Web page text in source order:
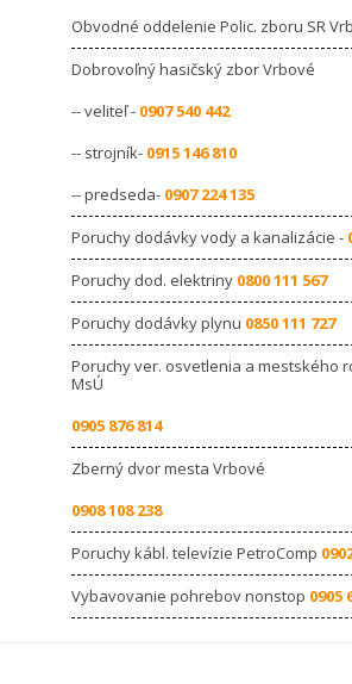
Obvodné oddelenie Polic. zboru SR
Dobrovoľný hasičský zbor Vrbové
-- veliteľ - 0907 540 442
-- strojník- 0915 146 810
-- predseda- 0907 224 135
Poruchy dodávky vody a kanalizácie -
Poruchy dod. elektriny 0800 111 567
Poruchy dodávky plynu 0850 111 727
Poruchy ver. osvetlenia a mestského
MsÚ
0905 876 814
Zberný dvor mesta Vrbové
0908 108 238
Poruchy kábl. televízie PetroComp
Vybavovanie pohrebov nonstop 0905